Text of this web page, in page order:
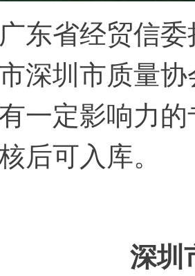
东省经贸信
深圳市质量
一定影响力
后可入库。
深圳